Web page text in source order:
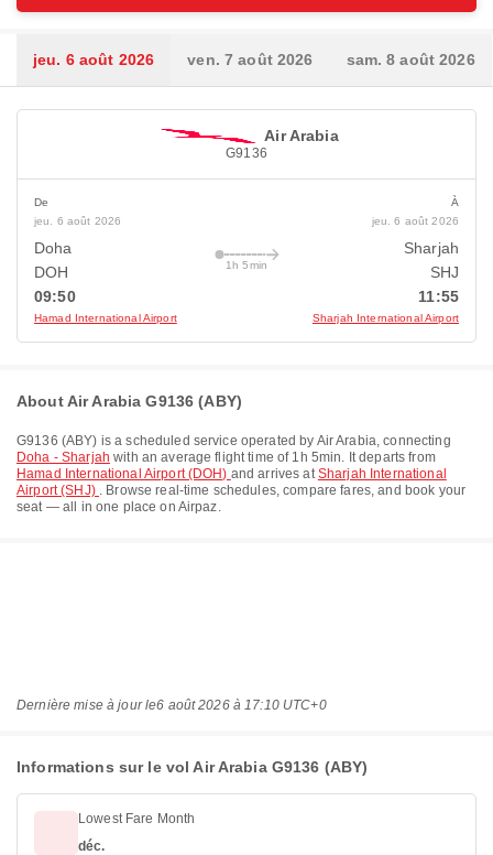
jeu. 6 août 2026 ven. 7 août 2026 sam. 8 août 2026
Air Arabia
G9136
De
jeu. 6 août 2026
Doha
DOH
09:50
Hamad International Airport
1h 5min
À
jeu. 6 août 2026
Sharjah
SHJ
11:55
Sharjah International Airport
About Air Arabia G9136 (ABY)
G9136 (ABY) is a scheduled service operated by Air Arabia, connecting
Doha - Sharjah with an average flight time of 1h 5min. It departs from
Hamad International Airport (DOH) and arrives atSharjah International
Airport (SHJ) . Browse real-time schedules, compare fares, and book your
seat — all in one place on Airpaz.
Dernière mise à jour le6 août 2026 à 17:10 UTC+0
Informations sur le vol Air Arabia G9136 (ABY)
Lowest Fare Month
déc.